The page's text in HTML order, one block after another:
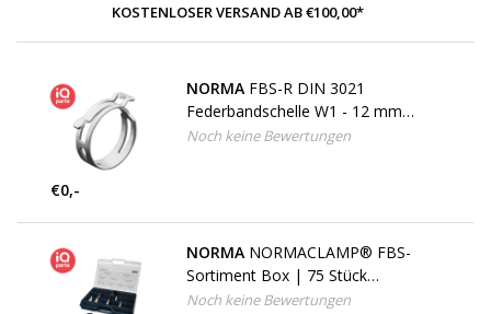
KOSTENLOSER VERSAND AB €100,00*
NORMA FBS-R DIN 3021
Federbandschelle W1 - 12 mm
bandbreite
Noch keine Bewertungen
€0,-
NORMA NORMACLAMP® FBS-
Sortiment Box | 75 Stück
Federbandschlauchschellen
Noch keine Bewertungen